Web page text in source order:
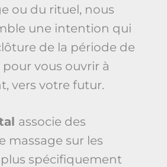
ou du rituel, nous
une intention qui
de la période de
vous ouvrir à
vers votre futur.
associe des
massage sur les
spécifiquement